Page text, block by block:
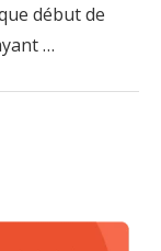
début de
…